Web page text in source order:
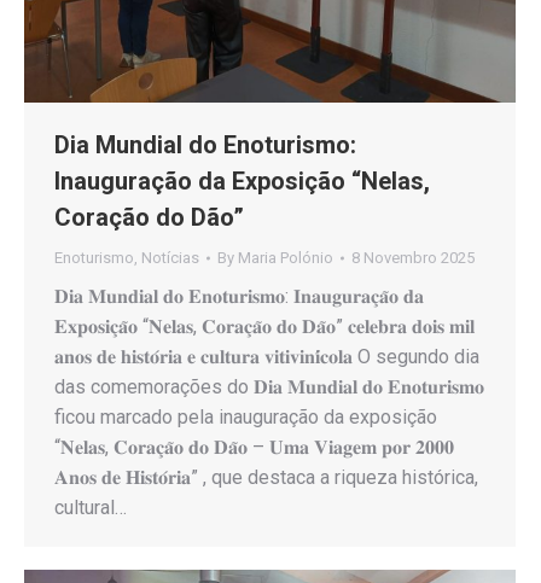
Dia Mundial do Enoturismo:
Inauguração da Exposição “Nelas,
Coração do Dão”
Enoturismo Notícias By Maria Polónio 8 Novembro 2025
𝐃𝐢𝐚 𝐌𝐮𝐧𝐝𝐢𝐚𝐥 𝐝𝐨 𝐄𝐧𝐨𝐭𝐮𝐫𝐢𝐬𝐦𝐨: 𝐈𝐧𝐚𝐮𝐠𝐮𝐫𝐚𝐜̧𝐚̃𝐨 𝐝𝐚
𝐄𝐱𝐩𝐨𝐬𝐢𝐜̧𝐚̃𝐨 “𝐍𝐞𝐥𝐚𝐬, 𝐂𝐨𝐫𝐚𝐜̧𝐚̃𝐨 𝐝𝐨 𝐃𝐚̃𝐨” 𝐜𝐞𝐥𝐞𝐛𝐫𝐚 𝐝𝐨𝐢𝐬 𝐦𝐢𝐥
𝐚𝐧𝐨𝐬 𝐝𝐞 𝐡𝐢𝐬𝐭𝐨́𝐫𝐢𝐚 𝐞 𝐜𝐮𝐥𝐭𝐮𝐫𝐚 𝐯𝐢𝐭𝐢𝐯𝐢𝐧𝐢́𝐜𝐨𝐥𝐚 O segundo dia
das comemorações do 𝐃𝐢𝐚 𝐌𝐮𝐧𝐝𝐢𝐚𝐥 𝐝𝐨 𝐄𝐧𝐨𝐭𝐮𝐫𝐢𝐬𝐦𝐨
ficou marcado pela inauguração da exposição
“𝐍𝐞𝐥𝐚𝐬, 𝐂𝐨𝐫𝐚𝐜̧𝐚̃𝐨 𝐝𝐨 𝐃𝐚̃𝐨 – 𝐔𝐦𝐚 𝐕𝐢𝐚𝐠𝐞𝐦 𝐩𝐨𝐫 𝟐𝟎𝟎𝟎
𝐀𝐧𝐨𝐬 𝐝𝐞 𝐇𝐢𝐬𝐭𝐨́𝐫𝐢𝐚” , que destaca a riqueza histórica,
cultural…